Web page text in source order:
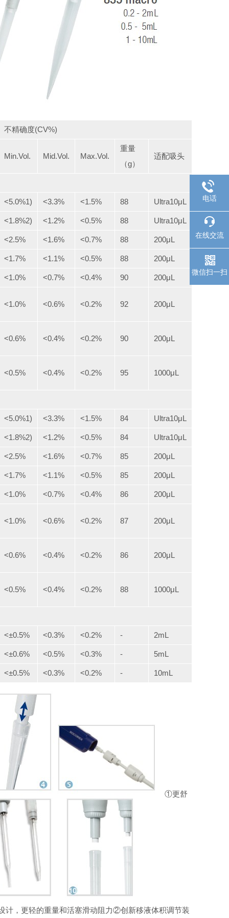
不精确度(CV%)
Min.Vol. Mid.Vol. Max.Vol.
重量
（g）
适配吸头
<5.0%1) <3.3% <1.5% 88 Ultra10μL
<1.8%2) <1.2% <0.5% 88 Ultra10μL
<2.5% <1.6% <0.7% 88 200μL
<1.7% <1.1% <0.5% 88 200μL
<1.0% <0.7% <0.4% 90 200μL
<1.0% <0.6% <0.2% 92 200μL
<0.6% <0.4% <0.2% 90 200μL
<0.5% <0.4% <0.2% 95 1000μL
<5.0%1) <3.3% <1.5% 84 Ultra10μL
<1.8%2) <1.2% <0.5% 84 Ultra10μL
<2.5% <1.6% <0.7% 85 200μL
<1.7% <1.1% <0.5% 85 200μL
<1.0% <0.7% <0.4% 86 200μL
<1.0% <0.6% <0.2% 87 200μL
<0.6% <0.4% <0.2% 86 200μL
<0.5% <0.4% <0.2% 88 1000μL
<±0.5% <0.3% <0.2% - 2mL
<±0.6% <0.5% <0.3% - 5mL
<±0.5% <0.3% <0.2% - 10mL
①更舒
计，更轻的重量和活塞滑动阻力②创新移液体积调节装
电话
在线交流
微信扫一扫